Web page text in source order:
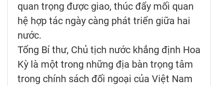
quan trọng được giao, thúc đẩy mối quan
hệ hợp tác ngày càng phát triển giữa hai
nước.
Tổng Bí thư, Chủ tịch nước khẳng định Hoa
Kỳ là một trong những địa bàn trọng tâm
trong chính sách đối ngoại của Việt Nam